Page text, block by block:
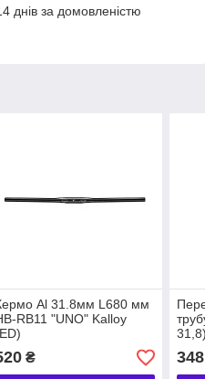
днів за домовленістю
Al 31.8мм L680 мм
RB11 "UNO" Kalloy
₴ 348